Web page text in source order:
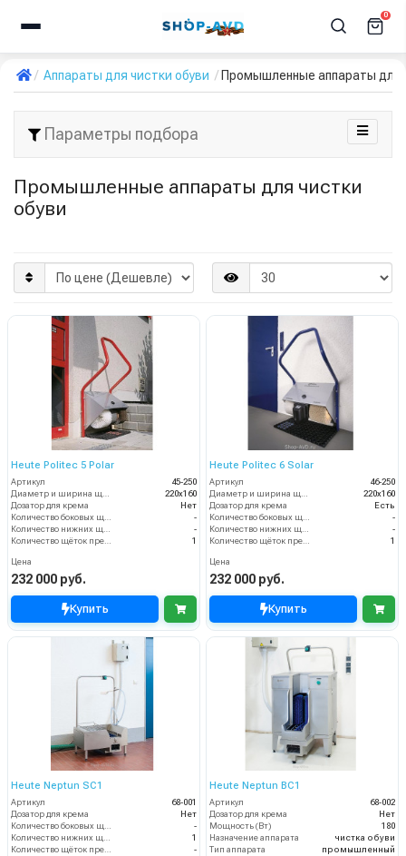
0
Аппараты для чистки обуви Промышленные аппараты для
Параметры подбора
Промышленные аппараты для чистки
обуви
Heute Politec 5 Polar
Артикул
45-250
220х160
Дозатор для крема
Нет
-
-
1
Цена
232 000 руб.
Купить
Heute Politec 6 Solar
Артикул
46-250
220х160
Дозатор для крема
Есть
-
-
1
Цена
232 000 руб.
Купить
Heute Neptun SC1
Артикул
68-001
Дозатор для крема
Нет
Количество боковых щёток (шт)
-
Количество нижних щёточных валиков (шт)
1
Количество щёток предварительной очистки (шт)
-
Heute Neptun BC1
Артикул
68-002
Дозатор для крема
Нет
Мощность (Вт)
180
Назначение аппарата
чистка обуви
Тип аппарата
промышленный